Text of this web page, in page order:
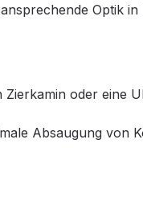
Optik
oder eine
Absaugung von